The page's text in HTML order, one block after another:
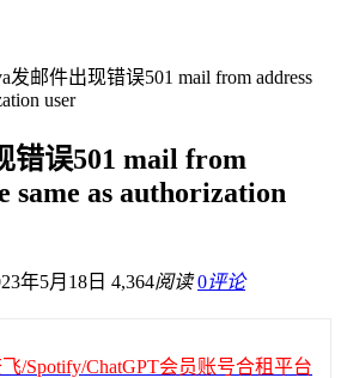
发邮件出现错误501 mail from address
user
错误501 mail from
same as authorization
年5月18日 4,364阅读 0评论
/Spotify/ChatGPT会员账号合租平台